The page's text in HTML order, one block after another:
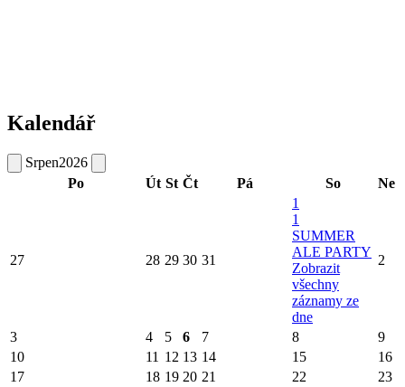
Kalendář
Srpen2026
Po
Út St Čt Pá So Ne
27 28 29 30 31
1
1
SUMMER
ALE PARTY
Zobrazit
všechny
záznamy ze
dne
2
3 4 5 6 7 8
9
10
11 12 13 14 15
16
17
18 19 20 21 22 23